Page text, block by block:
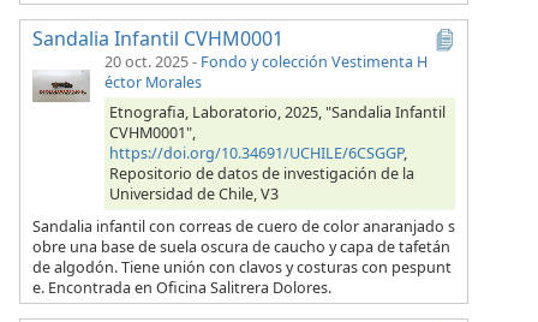
Sandalia Infantil CVHM0001
20 oct. 2025- Fondo y colección Vestimenta H
éctor Morales
Etnografia, Laboratorio, 2025, "Sandalia Infantil
CVHM0001",
https://doi.org/10.34691/UCHILE/6CSGGP,
Repositorio de datos de investigación de la
Universidad de Chile, V3
Sandalia infantil con correas de cuero de color anaranjado s
obre una base de suela oscura de caucho y capa de tafetán
de algodón. Tiene unión con clavos y costuras con pespunt
e. Encontrada en Oficina Salitrera Dolores.